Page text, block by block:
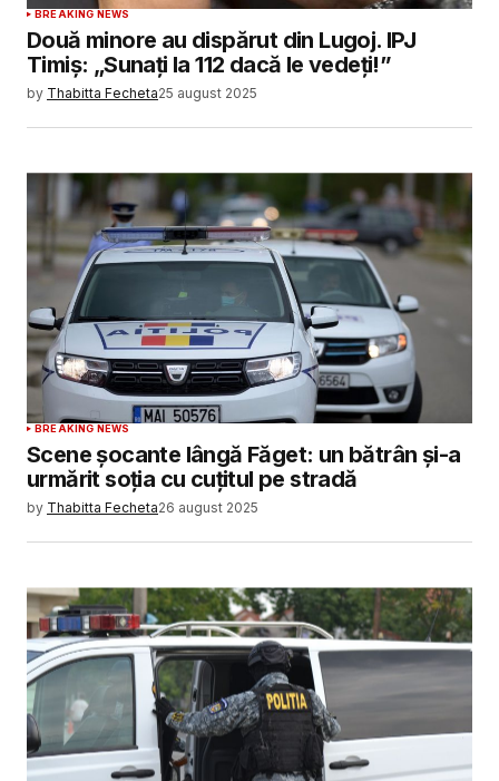
BREAKING NEWS
Două minore au dispărut din Lugoj. IPJ
Timiș: „Sunați la 112 dacă le vedeți!”
by Thabitta Fecheta25 august 2025
BREAKING NEWS
Scene șocante lângă Făget: un bătrân și-a
urmărit soția cu cuțitul pe stradă
by Thabitta Fecheta26 august 2025